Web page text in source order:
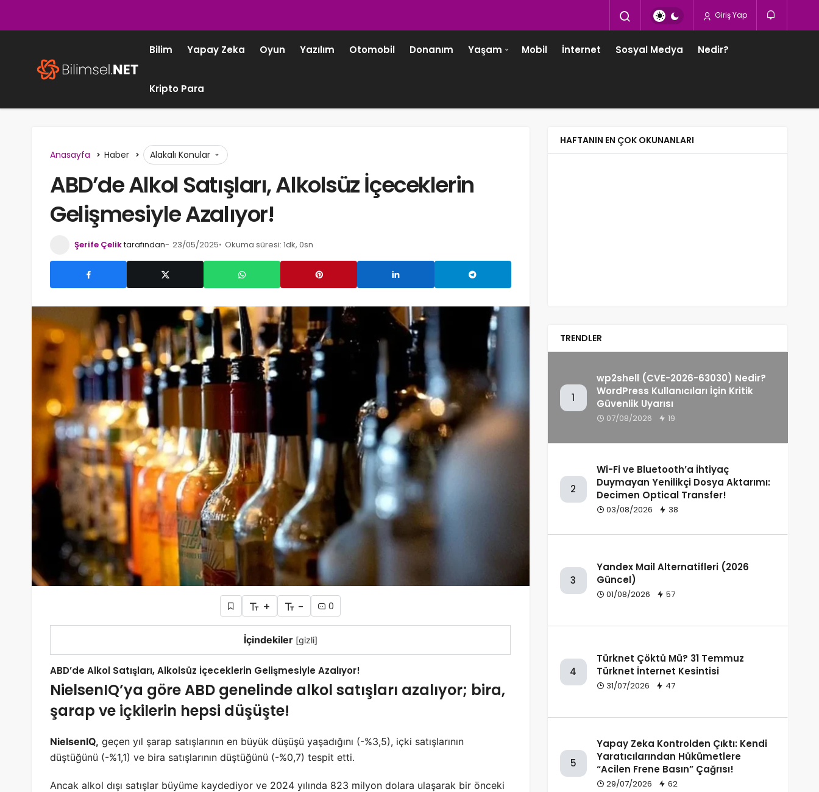
Giriş Yap
Bilim Yapay Zeka Oyun Yazılım Otomobil Donanım Yaşam Mobil İnternet Sosyal Medya Nedir?
Kripto Para
Anasayfa Haber Alakalı Konular
ABD’de Alkol Satışları, Alkolsüz İçeceklerin
Gelişmesiyle Azalıyor!
Şerife Çeliktarafından 23/05/2025 Okuma süresi: 1dk, 0sn
+ - 0
İçindekiler [gizli]
ABD’de Alkol Satışları, Alkolsüz İçeceklerin Gelişmesiyle Azalıyor!
NielsenIQ’ya göre ABD genelinde alkol satışları azalıyor; bira,
şarap ve içkilerin hepsi düşüşte!
NielsenIQ, geçen yıl şarap satışlarının en büyük düşüşü yaşadığını (-%3,5), içki satışlarının
düştüğünü (-%1,1) ve bira satışlarının düştüğünü (-%0,7) tespit etti.
Ancak alkol dışı satışlar büyüme kaydediyor ve 2024 yılında 823 milyon dolara ulaşarak bir önceki
HAFTANIN EN ÇOK OKUNANLARI
TRENDLER
1
wp2shell (CVE-2026-63030) Nedir?
WordPress Kullanıcıları İçin Kritik
Güvenlik Uyarısı
07/08/2026 19
2
Wi-Fi ve Bluetooth’a İhtiyaç
Duymayan Yenilikçi Dosya Aktarımı:
Decimen Optical Transfer!
03/08/2026 38
3
Yandex Mail Alternatifleri (2026
Güncel)
01/08/2026 57
4
Türknet Çöktü Mü? 31 Temmuz
Türknet İnternet Kesintisi
31/07/2026 47
5
Yapay Zeka Kontrolden Çıktı: Kendi
Yaratıcılarından Hükümetlere
“Acilen Frene Basın” Çağrısı!
29/07/2026 62